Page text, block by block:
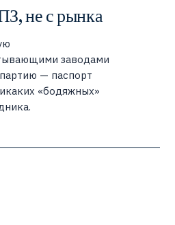
не с рынка
заводами
— паспорт
«бодяжных»